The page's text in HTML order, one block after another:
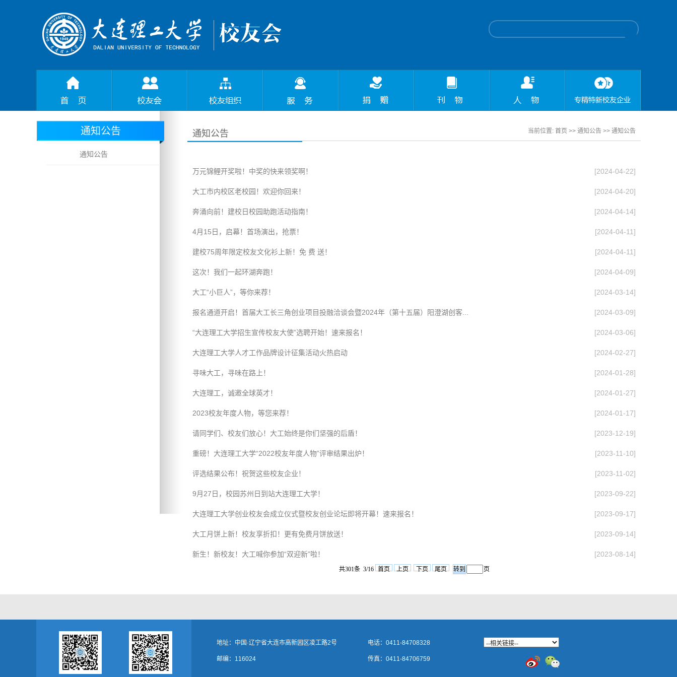
通知公告
通知公告
通知公告 当前位置: 首页 >> 通知公告 >> 通知公告
万元锦鲤开奖啦！中奖的快来领奖啊！ [2024-04-22]
大工市内校区老校园！欢迎你回来！ [2024-04-20]
奔涌向前！建校日校园助跑活动指南！ [2024-04-14]
4月15日，启幕！首场演出，抢票！ [2024-04-11]
建校75周年限定校友文化衫上新！免 费 送！ [2024-04-11]
这次！我们一起环湖奔跑！ [2024-04-09]
大工“小巨人”，等你来荐！ [2024-03-14]
报名通道开启！首届大工长三角创业项目投融洽谈会暨2024年（第十五届）阳澄湖创客... [2024-03-09]
“大连理工大学招生宣传校友大使”选聘开始！速来报名！ [2024-03-06]
大连理工大学人才工作品牌设计征集活动火热启动 [2024-02-27]
寻味大工，寻味在路上！ [2024-01-28]
大连理工，诚邀全球英才！ [2024-01-27]
2023校友年度人物，等您来荐！ [2024-01-17]
请同学们、校友们放心！大工始终是你们坚强的后盾！ [2023-12-19]
重磅！大连理工大学“2022校友年度人物”评审结果出炉！ [2023-11-10]
评选结果公布！祝贺这些校友企业！ [2023-11-02]
9月27日，校园苏州日到站大连理工大学！ [2023-09-22]
大连理工大学创业校友会成立仪式暨校友创业论坛即将开幕！速来报名！ [2023-09-17]
大工月饼上新！校友享折扣！更有免费月饼放送！ [2023-09-14]
新生！新校友！大工喊你参加“双迎新”啦！ [2023-08-14]
共301条 3/16 首页 上页 下页 尾页 页
地址：中国·辽宁省大连市高新园区凌工路2号
邮编：116024
电话：0411-84708328
传真：0411-84706759